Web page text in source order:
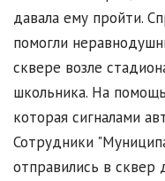
давала ему пройти.
помогли
сквере возле
школьника. На
которая сигналами
Сотрудники
отправились в сквер